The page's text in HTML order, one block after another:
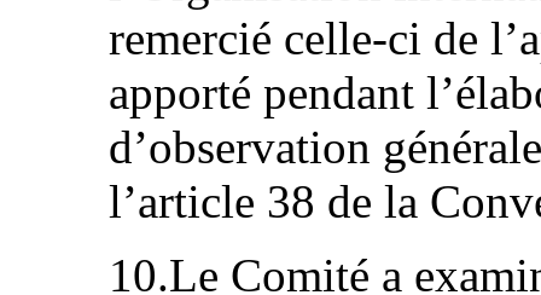
remercié celle-ci de
apporté pendant
d’observation
l’article 38 de la
10.Le Comité a